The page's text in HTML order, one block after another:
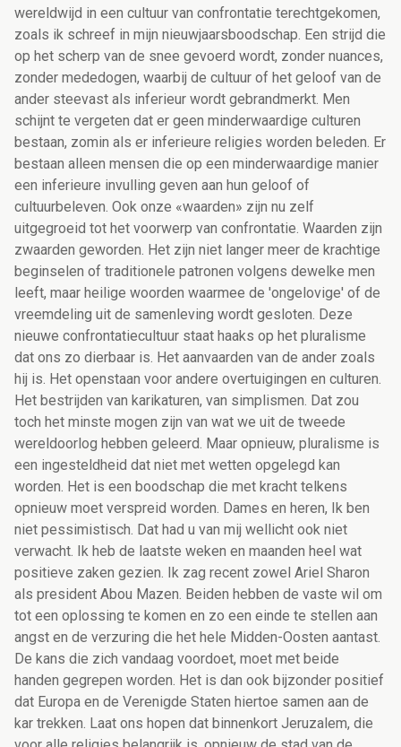
wereldwijd in een cultuur van confrontatie terechtgekomen,
zoals ik schreef in mijn nieuwjaarsboodschap. Een strijd die
op het scherp van de snee gevoerd wordt, zonder nuances,
zonder mededogen, waarbij de cultuur of het geloof van de
ander steevast als inferieur wordt gebrandmerkt. Men
schijnt te vergeten dat er geen minderwaardige culturen
bestaan, zomin als er inferieure religies worden beleden. Er
bestaan alleen mensen die op een minderwaardige manier
een inferieure invulling geven aan hun geloof of
cultuurbeleven. Ook onze «waarden» zijn nu zelf
uitgegroeid tot het voorwerp van confrontatie. Waarden zijn
zwaarden geworden. Het zijn niet langer meer de krachtige
beginselen of traditionele patronen volgens dewelke men
leeft, maar heilige woorden waarmee de 'ongelovige' of de
vreemdeling uit de samenleving wordt gesloten. Deze
nieuwe confrontatiecultuur staat haaks op het pluralisme
dat ons zo dierbaar is. Het aanvaarden van de ander zoals
hij is. Het openstaan voor andere overtuigingen en culturen.
Het bestrijden van karikaturen, van simplismen. Dat zou
toch het minste mogen zijn van wat we uit de tweede
wereldoorlog hebben geleerd. Maar opnieuw, pluralisme is
een ingesteldheid dat niet met wetten opgelegd kan
worden. Het is een boodschap die met kracht telkens
opnieuw moet verspreid worden. Dames en heren, Ik ben
niet pessimistisch. Dat had u van mij wellicht ook niet
verwacht. Ik heb de laatste weken en maanden heel wat
positieve zaken gezien. Ik zag recent zowel Ariel Sharon
als president Abou Mazen. Beiden hebben de vaste wil om
tot een oplossing te komen en zo een einde te stellen aan
angst en de verzuring die het hele Midden-Oosten aantast.
De kans die zich vandaag voordoet, moet met beide
handen gegrepen worden. Het is dan ook bijzonder positief
dat Europa en de Verenigde Staten hiertoe samen aan de
kar trekken. Laat ons hopen dat binnenkort Jeruzalem, die